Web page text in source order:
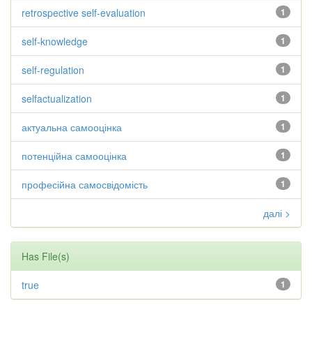
1
retrospective self-evaluation
1
self-knowledge
1
self-regulation
1
selfactualization
1
актуальна самооцінка
1
потенційна самооцінка
1
професійна самосвідомість
далі >
Has File(s)
1
true